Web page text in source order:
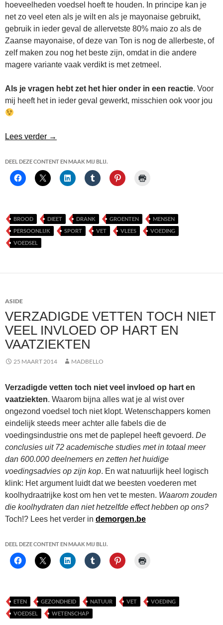
hoeveelheden voedsel hoeft te houden. In principe kan je
net zo veel eten als je wilt en als je mayonaise gebruikt,
gebruik in ieder geval de allervetste 80% maio zo als de
Zaanse mayonaise, of deze van Ton is nog de allerbeste, of
zelf maken zou nog het beste zijn, omdat in die andere
magere variante vaak verdikt is met zetmeel.
Als je vragen hebt zet het hier onder in een reactie. Voor
mij heeft het in ieder geval gewerkt, misschien ook voor jou
Lees verder 25 kilo afvallen in halfjaar
→
DEEL DEZE CONTENT EN MAAK MIJ BLIJ.
BROOD DIEET DRANK GROENTEN
MENSEN
PERSOONLIJK
SPORT VET VLEES
VOEDING
VOEDSEL
ASIDE
VERZADIGDE VETTEN TOCH NIET
VEEL INVLOED OP HART EN
VAATZIEKTEN
25 MAART 2014 MADBELLO
Verzadigde vetten toch niet veel invloed op hart en
vaatziekten. Waarom bijna alles wat je al wist over
ongezond voedsel toch niet klopt. Wetenschappers komen
eindelijk steeds meer achter alle fabels die de
voedingsindustrie ons met de paplepel heeft gevoerd. De
conclusies uit 72 academische studies met in totaal meer
dan 600.000 deelnemers en zetten het huidige
voedingsadvies op zijn kop. En wat natuurlijk heel logisch
klink: Het argument luidt dat we beesten voederen met
koolhydraatrijke kost om hen vet te mesten. Waarom zouden
die koolhydraten dan niet hetzelfde effect hebben op ons?
Toch!? Lees het verder in demorgen.be
DEEL DEZE CONTENT EN MAAK MIJ BLIJ.
ETEN GEZONDHEID NATUUR VET
VOEDING
VOEDSEL
WETENSCHAP